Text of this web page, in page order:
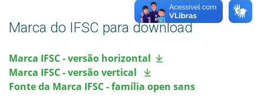
Marca do IFSC para download
Marca IFSC - versão horizontal
Marca IFSC - versão vertical
Fonte da Marca IFSC - família open sans